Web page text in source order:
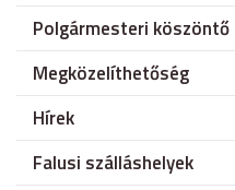
Polgármesteri köszöntő
Megközelíthetőség
Hírek
Falusi szálláshelyek